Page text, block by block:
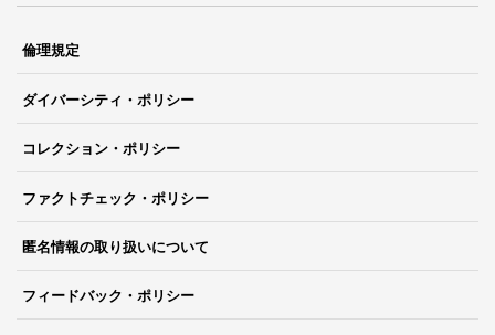
倫理規定
ダイバーシティ・ポリシー
コレクション・ポリシー
ファクトチェック・ポリシー
匿名情報の取り扱いについて
フィードバック・ポリシー